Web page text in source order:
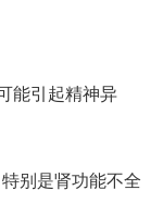
能引起精神异
别是肾功能不全